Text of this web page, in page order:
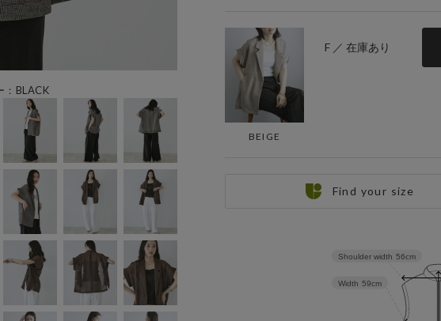
BLACK
BEIGE
F ／ 在庫あり
Find your size
Width 59cm
Shoulder width 56cm